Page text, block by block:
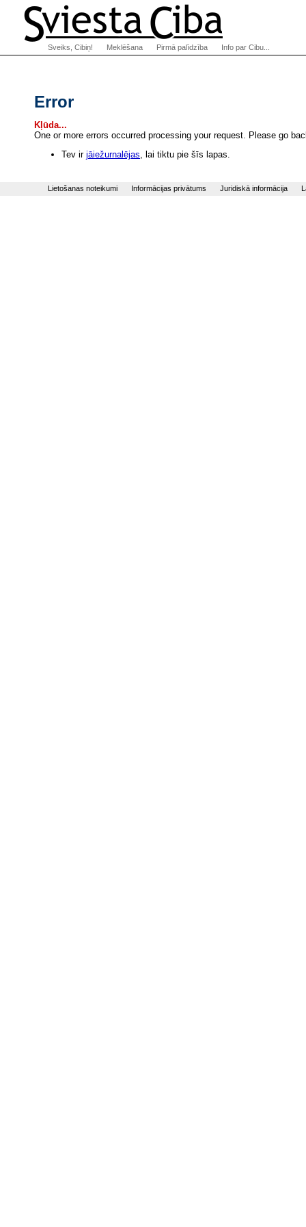
Error
Kļūda...
One or more errors occurred processing your request. Please go
Tev ir jāiežurnalējas, lai tiktu pie šīs lapas.
Sveiks, Cibiņ! Meklēšana Pirmā palīdzība Info par Cibu...
Lietošanas noteikumi Informācijas privātums Juridiskā informācija